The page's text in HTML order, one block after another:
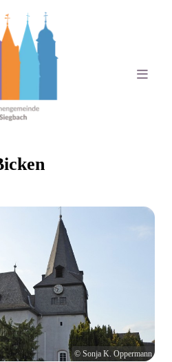
© Sonja K. Oppermann